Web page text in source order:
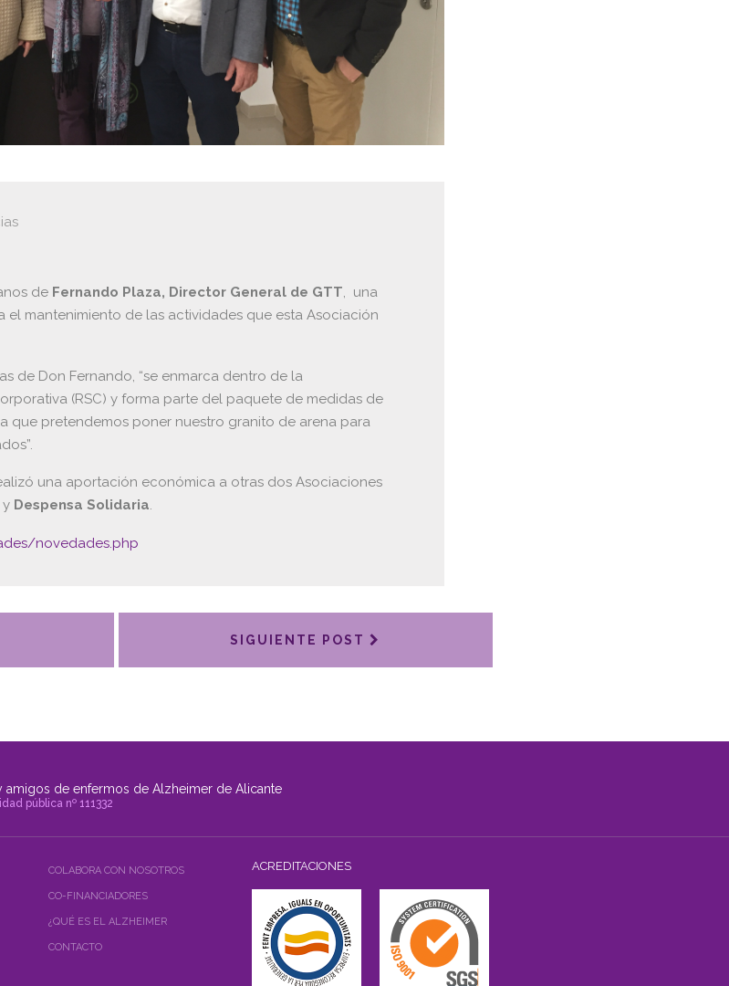
de Fernando Plaza, Director General de GTT, una
el mantenimiento de las actividades que esta Asociación
de Don Fernando, “se enmarca dentro de la
(RSC) y forma parte del paquete de medidas de
que pretendemos poner nuestro granito de arena para
una aportación económica a otras dos Asociaciones
y Despensa Solidaria.
novedades.php
SIGUIENTE POST
amigos de enfermos de Alzheimer de Alicante
pública nº 111332
COLABORA CON NOSOTROS
CO-FINANCIADORES
¿QUÉ ES EL ALZHEIMER
CONTACTO
ACREDITACIONES